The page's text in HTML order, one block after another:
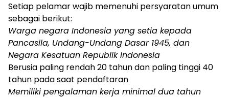
Setiap pelamar wajib memenuhi persyaratan umum
sebagai berikut:
Warga negara Indonesia yang setia kepada
Pancasila, Undang-Undang Dasar 1945, dan
Negara Kesatuan Republik Indonesia
Berusia paling rendah 20 tahun dan paling tinggi 40
tahun pada saat pendaftaran
Memiliki pengalaman kerja minimal dua tahun